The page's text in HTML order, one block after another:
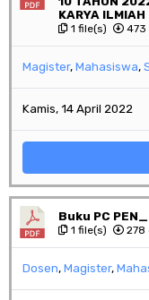
KARYA
1 file(s) 473
Magister, Mahasiswa,
Kamis, 14 April 2022
Buku PC
1 file(s) 278
Dosen, Magister,